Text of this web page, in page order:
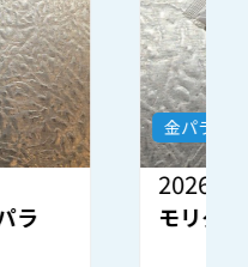
％キンパラ